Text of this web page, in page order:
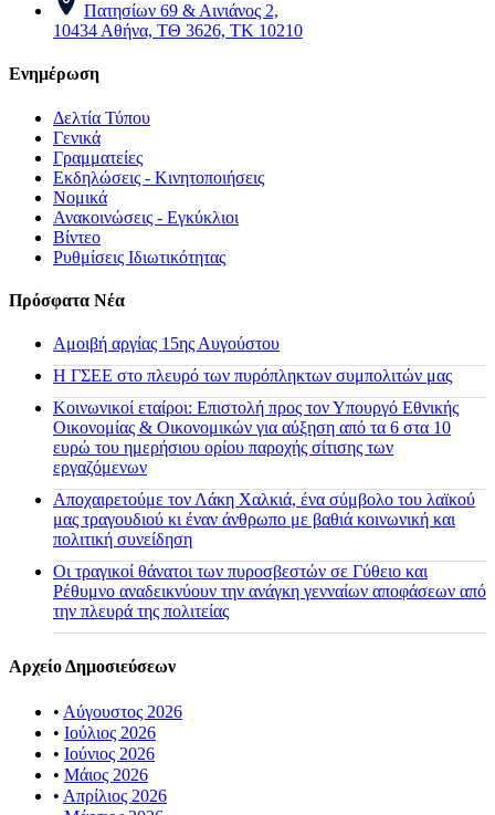
Πατησίων 69 & Αινιάνος 2,
10434 Αθήνα, ΤΘ 3626, ΤΚ 10210
Ενημέρωση
Δελτία Τύπου
Γενικά
Γραμματείες
Εκδηλώσεις - Κινητοποιήσεις
Νομικά
Ανακοινώσεις - Εγκύκλιοι
Βίντεο
Ρυθμίσεις Ιδιωτικότητας
Πρόσφατα Νέα
Αμοιβή αργίας 15ης Αυγούστου
H ΓΣΕΕ στο πλευρό των πυρόπληκτων συμπολιτών μας
Κοινωνικοί εταίροι: Επιστολή προς τον Υπουργό Εθνικής
Οικονομίας & Οικονομικών για αύξηση από τα 6 στα 10
ευρώ του ημερήσιου ορίου παροχής σίτισης των
εργαζόμενων
Αποχαιρετούμε τον Λάκη Χαλκιά, ένα σύμβολο του λαϊκού
μας τραγουδιού κι έναν άνθρωπο με βαθιά κοινωνική και
πολιτική συνείδηση
Οι τραγικοί θάνατοι των πυροσβεστών σε Γύθειο και
Ρέθυμνο αναδεικνύουν την ανάγκη γενναίων αποφάσεων από
την πλευρά της πολιτείας
Αρχείο Δημοσιεύσεων
• Αύγουστος 2026
• Ιούλιος 2026
• Ιούνιος 2026
• Μάιος 2026
• Απρίλιος 2026